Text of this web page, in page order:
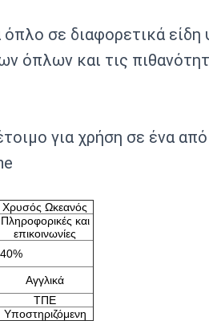
σε διαφορετικά είδη
όπλων και τις
για χρήση σε ένα
Χρυσός Ωκεανός
Πληροφορικές και
επικοινωνίες
Αγγλικά
ΤΠΕ
Υποστηριζόμενη